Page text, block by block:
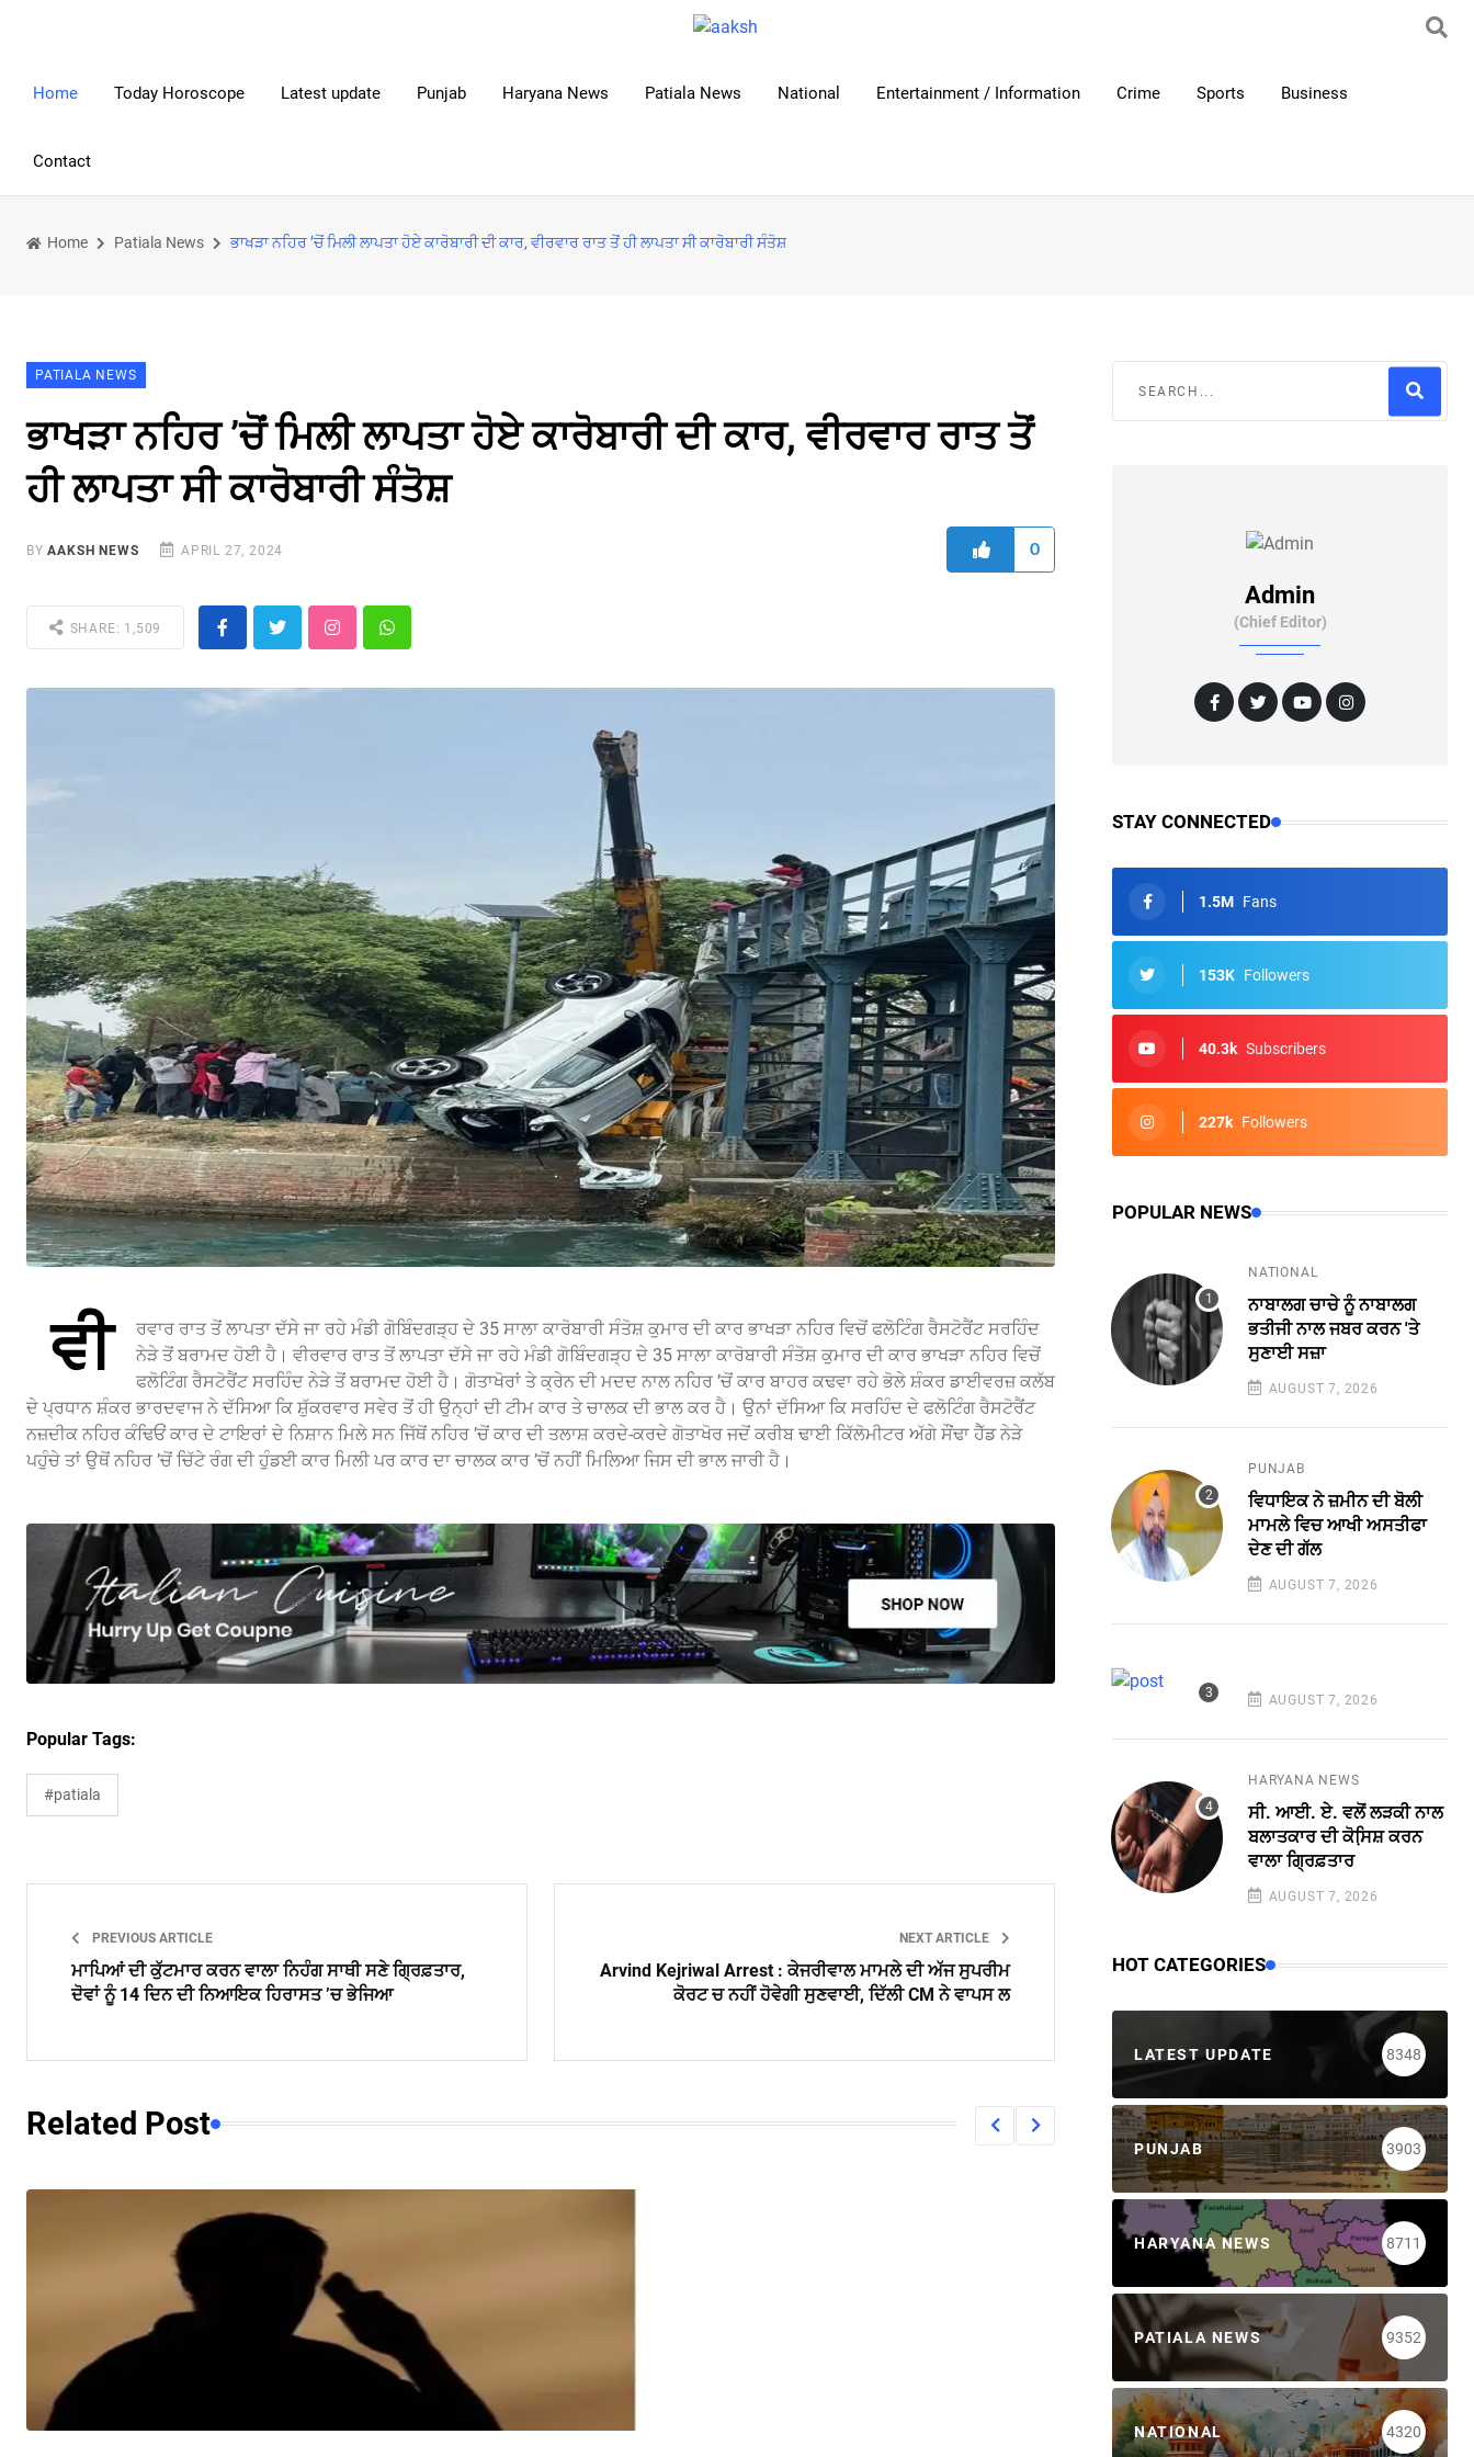
Home Today Horoscope Latest update Punjab Haryana News Patiala News National Entertainment / Information Crime Sports Business
Contact
Home Patiala News ਭਾਖੜਾ ਨਹਿਰ ’ਚੋਂ ਮਿਲੀ ਲਾਪਤਾ ਹੋਏ ਕਾਰੋਬਾਰੀ ਦੀ ਕਾਰ, ਵੀਰਵਾਰ ਰਾਤ ਤੋਂ ਹੀ ਲਾਪਤਾ ਸੀ ਕਾਰੋਬਾਰੀ ਸੰਤੋਸ਼
PATIALA NEWS
ਭਾਖੜਾ ਨਹਿਰ ’ਚੋਂ ਮਿਲੀ ਲਾਪਤਾ ਹੋਏ ਕਾਰੋਬਾਰੀ ਦੀ ਕਾਰ, ਵੀਰਵਾਰ ਰਾਤ ਤੋਂ
ਹੀ ਲਾਪਤਾ ਸੀ ਕਾਰੋਬਾਰੀ ਸੰਤੋਸ਼
BYAAKSH NEWS APRIL 27, 2024 0
SHARE: 1,509
ਵੀ
ਰਵਾਰ ਰਾਤ ਤੋਂ ਲਾਪਤਾ ਦੱਸੇ ਜਾ ਰਹੇ ਮੰਡੀ ਗੋਬਿੰਦਗੜ੍ਹ ਦੇ 35 ਸਾਲਾ ਕਾਰੋਬਾਰੀ ਸੰਤੋਸ਼ ਕੁਮਾਰ ਦੀ ਕਾਰ ਭਾਖੜਾ ਨਹਿਰ ਵਿਚੋਂ ਫਲੋਟਿੰਗ ਰੈਸਟੋਰੈਂਟ ਸਰਹਿੰਦ
ਨੇੜੇ ਤੋਂ ਬਰਾਮਦ ਹੋਈ ਹੈ। ਵੀਰਵਾਰ ਰਾਤ ਤੋਂ ਲਾਪਤਾ ਦੱਸੇ ਜਾ ਰਹੇ ਮੰਡੀ ਗੋਬਿੰਦਗੜ੍ਹ ਦੇ 35 ਸਾਲਾ ਕਾਰੋਬਾਰੀ ਸੰਤੋਸ਼ ਕੁਮਾਰ ਦੀ ਕਾਰ ਭਾਖੜਾ ਨਹਿਰ ਵਿਚੋਂ
ਫਲੋਟਿੰਗ ਰੈਸਟੋਰੈਂਟ ਸਰਹਿੰਦ ਨੇੜੇ ਤੋਂ ਬਰਾਮਦ ਹੋਈ ਹੈ। ਗੋਤਾਖੋਰਾਂ ਤੇ ਕ੍ਰੇਨ ਦੀ ਮਦਦ ਨਾਲ ਨਹਿਰ ’ਚੋਂ ਕਾਰ ਬਾਹਰ ਕਢਵਾ ਰਹੇ ਭੋਲੇ ਸ਼ੰਕਰ ਡਾਈਵਰਜ਼ ਕਲੱਬ
ਦੇ ਪ੍ਰਧਾਨ ਸ਼ੰਕਰ ਭਾਰਦਵਾਜ ਨੇ ਦੱਸਿਆ ਕਿ ਸ਼ੁੱਕਰਵਾਰ ਸਵੇਰ ਤੋਂ ਹੀ ਉਨ੍ਹਾਂ ਦੀ ਟੀਮ ਕਾਰ ਤੇ ਚਾਲਕ ਦੀ ਭਾਲ ਕਰ ਹੈ। ਉਨਾਂ ਦੱਸਿਆ ਕਿ ਸਰਹਿੰਦ ਦੇ ਫਲੋਟਿੰਗ ਰੈਸਟੋਰੈਂਟ
ਨਜ਼ਦੀਕ ਨਹਿਰ ਕੰਢਿਓਂ ਕਾਰ ਦੇ ਟਾਇਰਾਂ ਦੇ ਨਿਸ਼ਾਨ ਮਿਲੇ ਸਨ ਜਿੱਥੋਂ ਨਹਿਰ ’ਚੋਂ ਕਾਰ ਦੀ ਤਲਾਸ਼ ਕਰਦੇ-ਕਰਦੇ ਗੋਤਾਖੋਰ ਜਦੋਂ ਕਰੀਬ ਢਾਈ ਕਿੱਲੋਮੀਟਰ ਅੱਗੇ ਸੌਂਢਾ ਹੈੱਡ ਨੇੜੇ
ਪਹੁੰਚੇ ਤਾਂ ਉਥੋਂ ਨਹਿਰ ’ਚੋਂ ਚਿੱਟੇ ਰੰਗ ਦੀ ਹੁੰਡਈ ਕਾਰ ਮਿਲੀ ਪਰ ਕਾਰ ਦਾ ਚਾਲਕ ਕਾਰ ’ਚੋਂ ਨਹੀਂ ਮਿਲਿਆ ਜਿਸ ਦੀ ਭਾਲ ਜਾਰੀ ਹੈ।
Popular Tags:
#patiala
PREVIOUS ARTICLE
ਮਾਪਿਆਂ ਦੀ ਕੁੱਟਮਾਰ ਕਰਨ ਵਾਲਾ ਨਿਹੰਗ ਸਾਥੀ ਸਣੇ ਗ੍ਰਿਫ਼ਤਾਰ,
ਦੋਵਾਂ ਨੂੰ 14 ਦਿਨ ਦੀ ਨਿਆਇਕ ਹਿਰਾਸਤ ’ਚ ਭੇਜਿਆ
NEXT ARTICLE
Arvind Kejriwal Arrest : ਕੇਜਰੀਵਾਲ ਮਾਮਲੇ ਦੀ ਅੱਜ ਸੁਪਰੀਮ
ਕੋਰਟ ਚ ਨਹੀਂ ਹੋਵੇਗੀ ਸੁਣਵਾਈ, ਦਿੱਲੀ CM ਨੇ ਵਾਪਸ ਲ
Related Post
Admin
(Chief Editor)
STAY CONNECTED
1.5M Fans
153K Followers
40.3k Subscribers
227k Followers
POPULAR NEWS
NATIONAL
ਨਾਬਾਲਗ ਚਾਚੇ ਨੂੰ ਨਾਬਾਲਗ
ਭਤੀਜੀ ਨਾਲ ਜਬਰ ਕਰਨ 'ਤੇ
ਸੁਣਾਈ ਸਜ਼ਾ
AUGUST 7, 2026
PUNJAB
ਵਿਧਾਇਕ ਨੇ ਜ਼ਮੀਨ ਦੀ ਬੋਲੀ
ਮਾਮਲੇ ਵਿਚ ਆਖੀ ਅਸਤੀਫਾ
ਦੇਣ ਦੀ ਗੱਲ
AUGUST 7, 2026
AUGUST 7, 2026
HARYANA NEWS
ਸੀ. ਆਈ. ਏ. ਵਲੋਂ ਲੜਕੀ ਨਾਲ
ਬਲਾਤਕਾਰ ਦੀ ਕੋਸਿ਼ਸ਼ ਕਰਨ
ਵਾਲਾ ਗ੍ਰਿਫ਼ਤਾਰ
AUGUST 7, 2026
HOT CATEGORIES
LATEST UPDATE 8348
PUNJAB 3903
HARYANA NEWS 8711
PATIALA NEWS 9352
NATIONAL 4320